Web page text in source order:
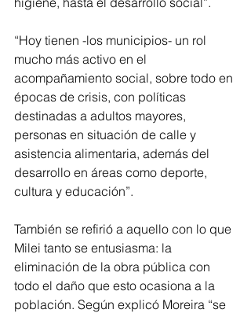
“Hoy tienen -los municipios- un rol
mucho más activo en el
acompañamiento social, sobre todo en
épocas de crisis, con políticas
destinadas a adultos mayores,
personas en situación de calle y
asistencia alimentaria, además del
desarrollo en áreas como deporte,
cultura y educación”.
También se refirió a aquello con lo que
Milei tanto se entusiasma: la
eliminación de la obra pública con
todo el daño que esto ocasiona a la
población. Según explicó Moreira “se